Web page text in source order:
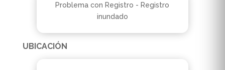
Problema con Registro - Registro
inundado
UBICACIÓN